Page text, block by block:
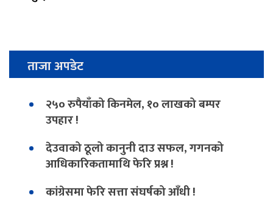
ताजा अपडेट
२५० रुपैयाँको किनमेल, १० लाखको बम्पर
उपहार !
देउवाको ठूलो कानुनी दाउ सफल, गगनको
आधिकारिकतामाथि फेरि प्रश्न !
कांग्रेसमा फेरि सत्ता संघर्षको आँधी !